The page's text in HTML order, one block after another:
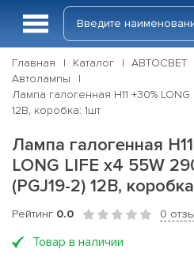
Главная Каталог АВТОСВЕТ
Автолампы
Лампа галогенная H11 +30%
12В, коробка: 1шт
Лампа галогенная
LONG LIFE x4 55W
(PGJ19-2) 12В,
Рейтинг 0.0 0
Товар в наличии